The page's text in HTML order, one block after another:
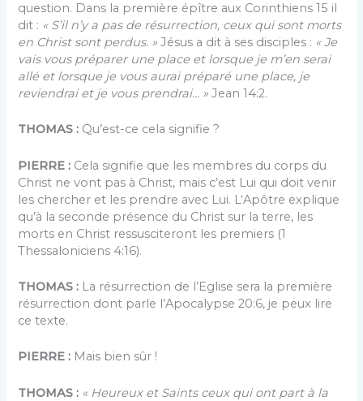
question. Dans la première épître aux Corinthiens 15 il
dit : « S’il n’y a pas de résurrection, ceux qui sont morts
en Christ sont perdus. » Jésus a dit à ses disciples : « Je
vais vous préparer une place et lorsque je m’en serai
allé et lorsque je vous aurai préparé une place, je
reviendrai et je vous prendrai… » Jean 14:2.
THOMAS : Qu’est-ce cela signifie ?
PIERRE : Cela signifie que les membres du corps du
Christ ne vont pas à Christ, mais c’est Lui qui doit venir
les chercher et les prendre avec Lui. L‘Apôtre explique
qu’à la seconde présence du Christ sur la terre, les
morts en Christ ressusciteront les premiers (1
Thessaloniciens 4:16).
THOMAS : La résurrection de l’Eglise sera la première
résurrection dont parle l’Apocalypse 20:6, je peux lire
ce texte.
PIERRE : Mais bien sûr !
THOMAS : « Heureux et Saints ceux qui ont part à la